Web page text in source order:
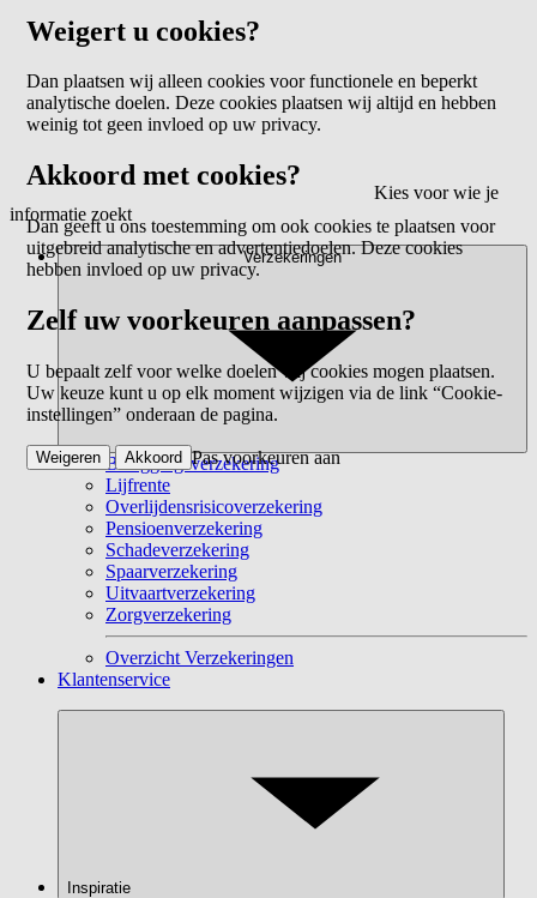
Kies voor wie je
informatie zoekt
Verzekeringen
Beleggingsverzekering
Lijfrente
Overlijdensrisicoverzekering
Pensioenverzekering
Schadeverzekering
Spaarverzekering
Uitvaartverzekering
Zorgverzekering
Overzicht Verzekeringen
Klantenservice
Inspiratie
Weigert u cookies?
Dan plaatsen wij alleen cookies voor functionele en beperkt
analytische doelen. Deze cookies plaatsen wij altijd en hebben
weinig tot geen invloed op uw privacy.
Akkoord met cookies?
Dan geeft u ons toestemming om ook cookies te plaatsen voor
uitgebreid analytische en advertentiedoelen. Deze cookies
hebben invloed op uw privacy.
Zelf uw voorkeuren aanpassen?
U bepaalt zelf voor welke doelen wij cookies mogen plaatsen.
Uw keuze kunt u op elk moment wijzigen via de link “Cookie-
instellingen” onderaan de pagina.
Pas voorkeuren aan
Weigeren Akkoord